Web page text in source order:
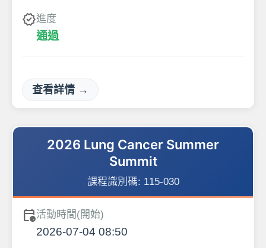
verified進度
通過
查看詳情 →
2026 Lung Cancer Summer
Summit
課程識別碼: 115-030
calendar_clock活動時間(開始)
2026-07-04 08:50